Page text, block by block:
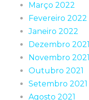
Março 2022
Fevereiro 2022
Janeiro 2022
Dezembro 2021
Novembro 2021
Outubro 2021
Setembro 2021
Agosto 2021